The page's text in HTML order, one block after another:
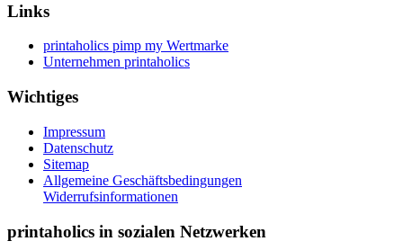
Links
printaholics pimp my Wertmarke
Unternehmen printaholics
Wichtiges
Impressum
Datenschutz
Sitemap
Allgemeine Geschäftsbedingungen
Widerrufsinformationen
printaholics in sozialen Netzwerken